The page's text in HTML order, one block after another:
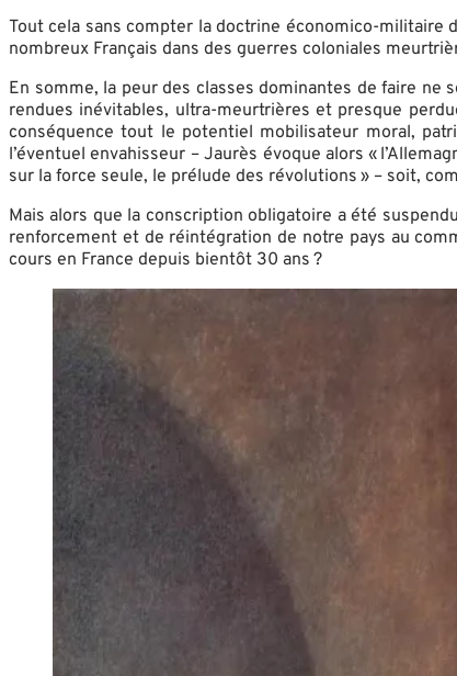
Tout cela sans compter la doctrine économico-militaire
nombreux Français dans des guerres coloniales
En somme, la peur des classes dominantes de faire ne
rendues inévitables, ultra-meurtrières et presque
conséquence tout le potentiel mobilisateur moral,
l’éventuel envahisseur – Jaurès évoque alors «
sur la force seule, le prélude des révolutions » – soit,
Mais alors que la conscription obligatoire a été
renforcement et de réintégration de notre pays au
cours en France depuis bientôt 30 ans ?